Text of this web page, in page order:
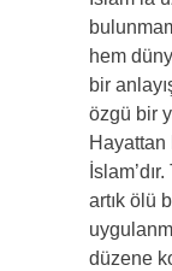
hem
bir
özgü bir
Hayattan
artık ölü
düzene